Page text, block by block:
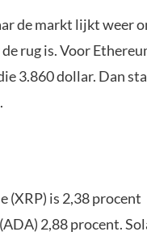
de markt lijkt weer
rug is. Voor
3.860 dollar. Dan
(XRP) is 2,38 procent
2,88 procent.